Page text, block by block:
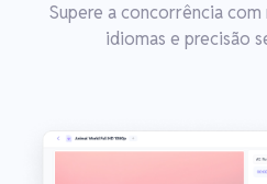
Supere a concorrência
idiomas e precisão